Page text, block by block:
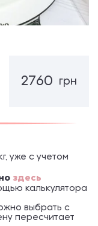
2760 грн
уже с учетом
здесь
калькулятора
выбрать с
пересчитает